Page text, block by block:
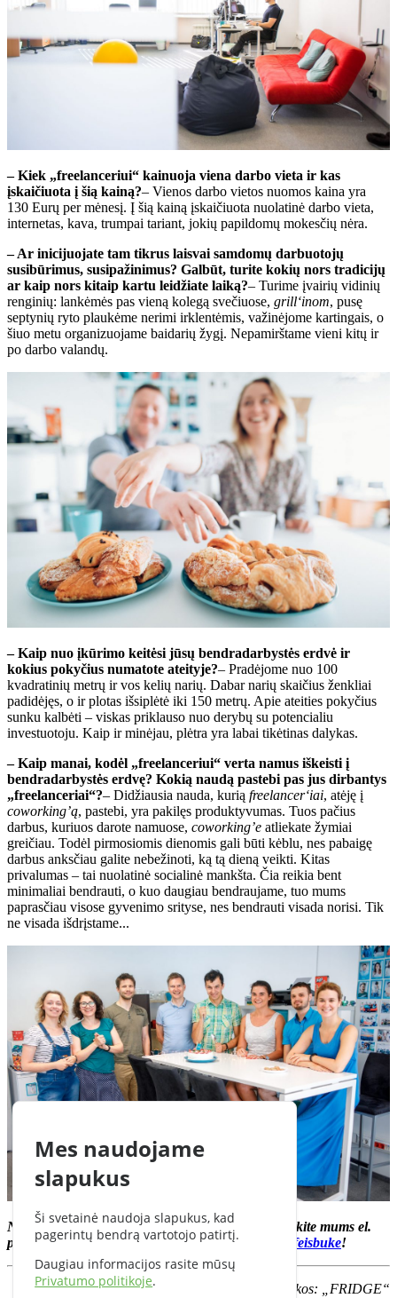
– Kiek „freelanceriui“ kainuoja viena darbo vieta ir kas
įskaičiuota į šią kainą?– Vienos darbo vietos nuomos kaina yra
130 Eurų per mėnesį. Į šią kainą įskaičiuota nuolatinė darbo vieta,
internetas, kava, trumpai tariant, jokių papildomų mokesčių nėra.
– Ar inicijuojate tam tikrus laisvai samdomų darbuotojų
susibūrimus, susipažinimus? Galbūt, turite kokių nors tradicijų
ar kaip nors kitaip kartu leidžiate laiką?– Turime įvairių vidinių
renginių: lankėmės pas vieną kolegą svečiuose, grill‘inom, pusę
septynių ryto plaukėme nerimi irklentėmis, važinėjome kartingais, o
šiuo metu organizuojame baidarių žygį. Nepamirštame vieni kitų ir
po darbo valandų.
– Kaip nuo įkūrimo keitėsi jūsų bendradarbystės erdvė ir
kokius pokyčius numatote ateityje?– Pradėjome nuo 100
kvadratinių metrų ir vos kelių narių. Dabar narių skaičius ženkliai
padidėjęs, o ir plotas išsiplėtė iki 150 metrų. Apie ateities pokyčius
sunku kalbėti – viskas priklauso nuo derybų su potencialiu
investuotoju. Kaip ir minėjau, plėtra yra labai tikėtinas dalykas.
– Kaip manai, kodėl „freelanceriui“ verta namus iškeisti į
bendradarbystės erdvę? Kokią naudą pastebi pas jus dirbantys
„freelanceriai“?– Didžiausia nauda, kurią freelancer‘iai, atėję į
coworking’ą, pastebi, yra pakilęs produktyvumas. Tuos pačius
darbus, kuriuos darote namuose, coworking’e atliekate žymiai
greičiau. Todėl pirmosiomis dienomis gali būti kėblu, nes pabaigę
darbus anksčiau galite nebežinoti, ką tą dieną veikti. Kitas
privalumas – tai nuolatinė socialinė mankšta. Čia reikia bent
minimaliai bendrauti, o kuo daugiau bendraujame, tuo mums
paprasčiau visose gyvenimo srityse, nes bendrauti visada norisi. Tik
ne visada išdrįstame...
Norite pristatyti savo bendradarbystės erdvę? Rašykite mums el.
paštuinfo@cflow.ltarba siųskite asmeninę žinutę feisbuke!
Nuotraukos: „FRIDGE“
Mes naudojame
slapukus
Ši svetainė naudoja slapukus, kad
pagerintų bendrą vartotojo patirtį.
Daugiau informacijos rasite mūsų
Privatumo politikoje.